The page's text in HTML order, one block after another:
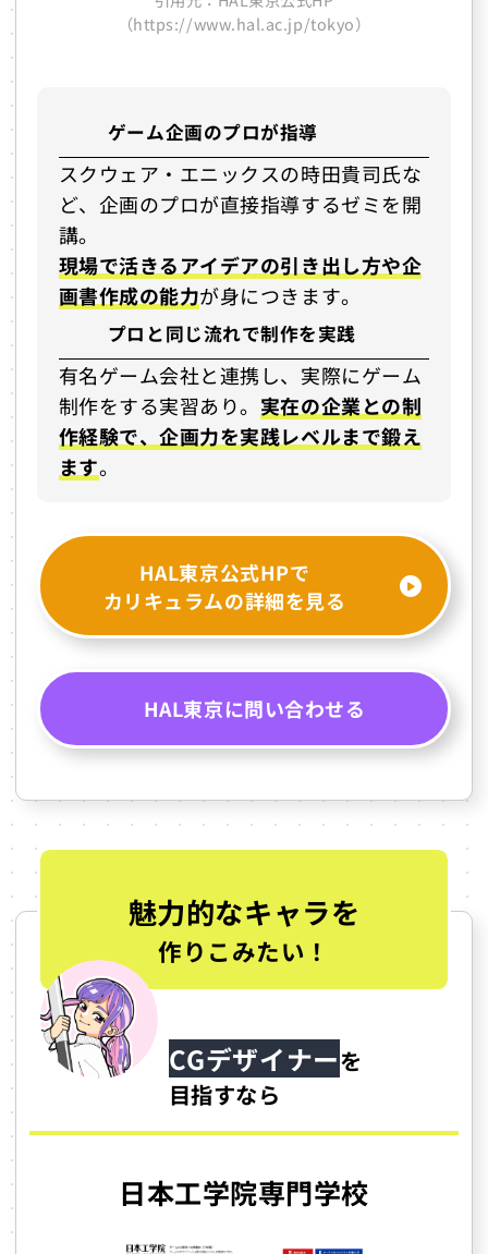
（https://www.hal.ac.jp/tokyo）
ゲーム企画のプロが指導
スクウェア・エニックスの時田貴司氏な
ど、企画のプロが直接指導するゼミを開
講。
現場で活きるアイデアの引き出し方や企
画書作成の能力が身につきます。
プロと同じ流れで制作を実践
有名ゲーム会社と連携し、実際にゲーム
制作をする実習あり。 実在の企業との制
作経験で、企画力を実践レベルまで鍛え
ます。
HAL東京公式HPで
カリキュラムの詳細を見る
HAL東京に問い合わせる
魅力的なキャラを
作りこみたい！
CGデザイナーを
目指すなら
日本工学院専門学校